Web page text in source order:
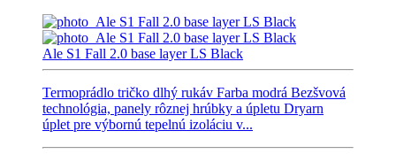
Ale S1 Fall 2.0 base layer LS Black
Termoprádlo tričko dlhý rukáv Farba modrá Bezšvová
technológia, panely rôznej hrúbky a úpletu Dryarn
úplet pre výbornú tepelnú izoláciu v...